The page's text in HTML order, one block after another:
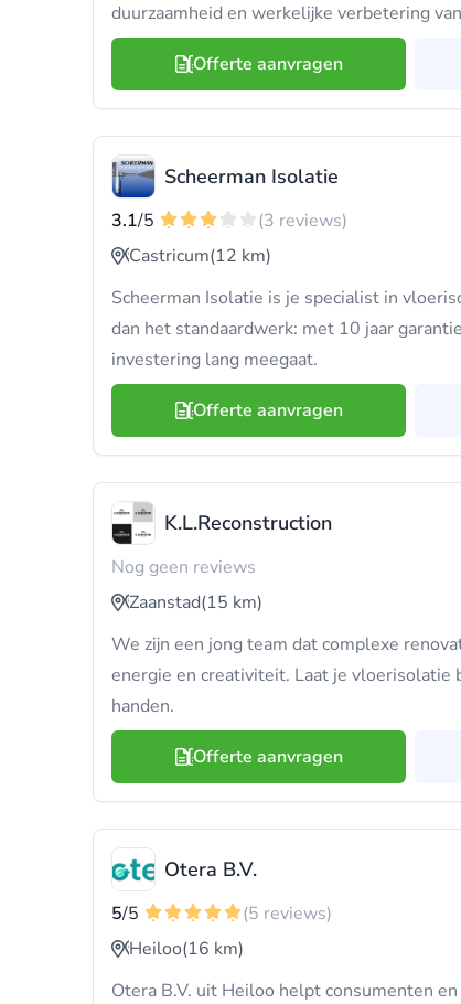
duurzaamheid en werkelijke verbetering
Offerte aanvragen
Scheerman Isolatie
3.1/5
(3 reviews)
Castricum(12 km)
Scheerman Isolatie is je specialist in
dan het standaardwerk: met 10 jaar
investering lang meegaat.
Offerte aanvragen
K.L.Reconstruction
Nog geen reviews
Zaanstad(15 km)
We zijn een jong team dat complexe
energie en creativiteit. Laat je vloerisolatie
handen.
Offerte aanvragen
Otera B.V.
5/5
(5 reviews)
Heiloo(16 km)
Otera B.V. uit Heiloo helpt consumenten